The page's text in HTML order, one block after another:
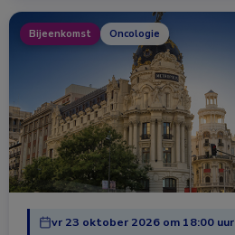
Bijeenkomst Oncologie
vr 23 oktober 2026 om 18:00 uur